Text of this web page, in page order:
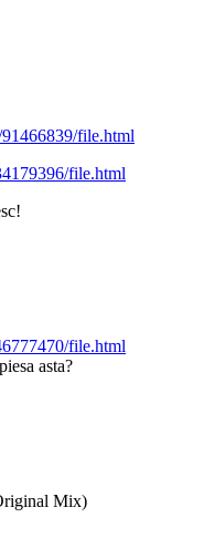
file.html
file.html
file.html
asta?
Mix)